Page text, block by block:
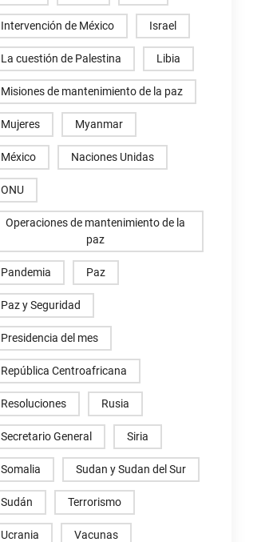
Intervención de México Israel
La cuestión de Palestina Libia
Misiones de mantenimiento de la paz
Mujeres Myanmar
México Naciones Unidas
ONU
Operaciones de mantenimiento de la
paz
Pandemia Paz
Paz y Seguridad
Presidencia del mes
República Centroafricana
Resoluciones Rusia
Secretario General Siria
Somalia Sudan y Sudan del Sur
Sudán Terrorismo
Ucrania Vacunas